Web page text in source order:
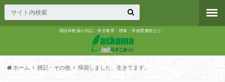
国語科教員の日記。作文教育・授業・学校図書館など。
ホーム 雑記・その他 帰国しました、生きてます。